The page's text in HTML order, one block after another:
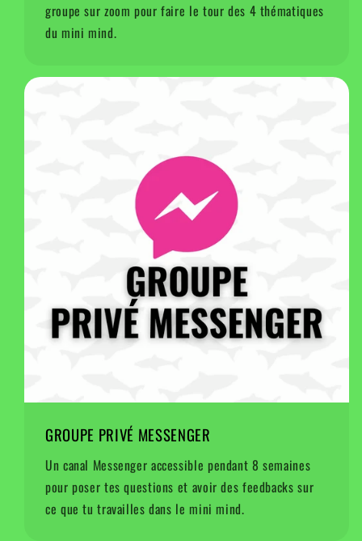
groupe sur zoom pour faire le tour des 4 thématiques
du mini mind.
GROUPE PRIVÉ MESSENGER
Un canal Messenger accessible pendant 8 semaines
pour poser tes questions et avoir des feedbacks sur
ce que tu travailles dans le mini mind.